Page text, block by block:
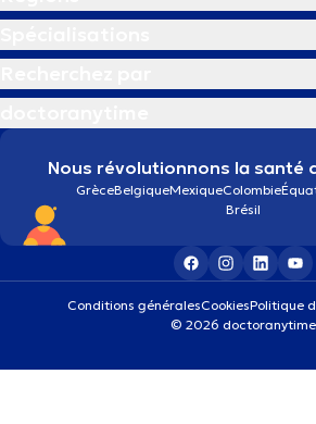
Nous révolutionnons la santé
GrèceBelgiqueMexiqueColombie
Brésil
Conditions généralesCookiesPolitique
© 2026 doctoranytime